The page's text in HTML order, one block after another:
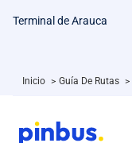
Terminal de Arauca
Inicio > Guía De Rutas >